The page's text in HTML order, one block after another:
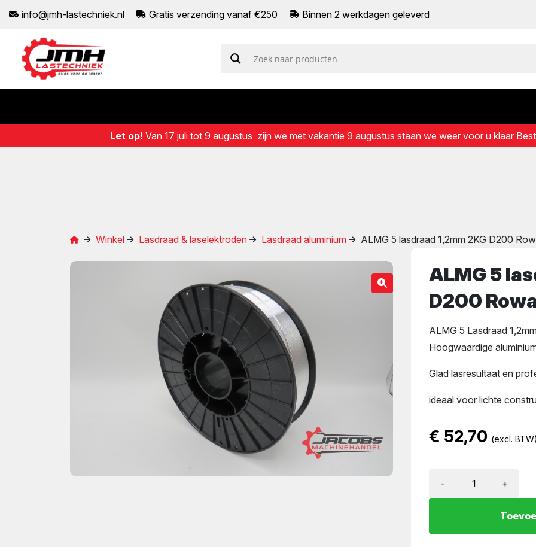
info@jmh-lastechniek.nl Gratis verzending vanaf €250 Binnen 2 werkdagen geleverd
Let op! Van 17 juli tot 9 augustus zijn we met vakantie 9 augustus staan we weer voor u klaar
Winkel Lasdraad & laselektroden Lasdraad aluminium ALMG 5 lasdraad 1,2mm 2KG D200
ALMG 5
D200
ALMG 5 Lasdraad
Hoogwaardige
Glad lasresultaat en
ideaal voor lichte
€ 52,70 (excl. BTW)
- +